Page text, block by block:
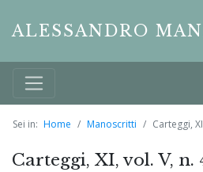
ALESSANDRO
Sei in: Home Manoscritti Carteggi,
Carteggi, XI, vol. V, n.